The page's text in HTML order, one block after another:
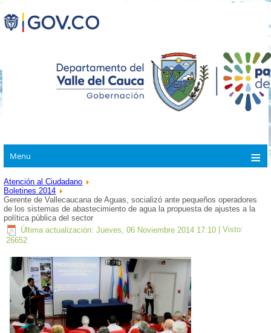
Menu
Atención al Ciudadano
Boletines 2014
Gerente de Vallecaucana de Aguas, socializó ante pequeños operadores
de los sistemas de abastecimiento de agua la propuesta de ajustes a la
política pública del sector
Última actualización: Jueves, 06 Noviembre 2014 17:10 | Visto:
26652